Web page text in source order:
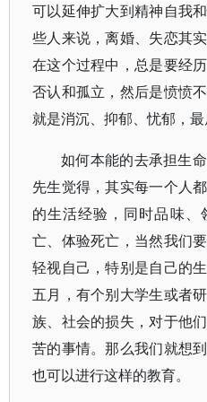
可以延伸扩大到精神自我
些人来说，离婚、失恋其
在这个过程中，总是要经
否认和孤立，然后是愤愤
就是消沉、抑郁、忧郁，最
如何本能的去承担生
先生觉得，其实每一个人
的生活经验，同时品味
亡、体验死亡，当然我们
轻视自己，特别是自己的
五月，有个别大学生或者
族、社会的损失，对于他
苦的事情。那么我们就想
也可以进行这样的教育。